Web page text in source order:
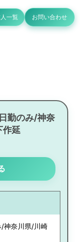
一覧 お問い合わせ
勤のみ/神奈
作延
神奈川県/川崎